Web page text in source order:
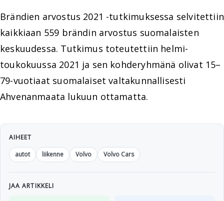
Brändien arvostus 2021 -tutkimuksessa selvitettiin
kaikkiaan 559 brändin arvostus suomalaisten
keskuudessa. Tutkimus toteutettiin helmi-
toukokuussa 2021 ja sen kohderyhmänä olivat 15–
79-vuotiaat suomalaiset valtakunnallisesti
Ahvenanmaata lukuun ottamatta.
AIHEET
autot
liikenne Volvo Volvo Cars
JAA ARTIKKELI